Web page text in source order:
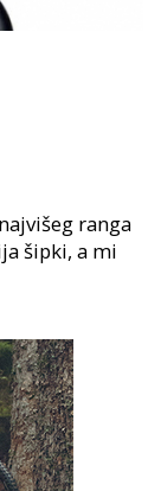
ranga
šipki, a mi